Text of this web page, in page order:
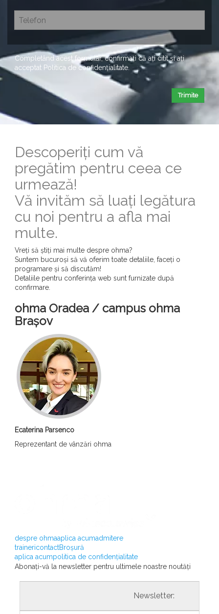
Completând acest formular, confirmați că ați citit și ați
acceptat Politica de confidențialitate
Trimite
Descoperiți cum vă
pregătim pentru ceea ce
urmează!
Vă invităm să luați legătura
cu noi pentru a afla mai
multe.
Vreți să știți mai multe despre ohma?
Suntem bucuroși să vă oferim toate detaliile, faceți o
programare și să discutăm!
Detaliile pentru conferința web sunt furnizate după
confirmare.
ohma Oradea / campus ohma
Brașov
Ecaterina Parsenco
Reprezentant de vânzări ohma
despre ohmaaplica acumadmitere
trainericontactBroșură
aplica acumpolitica de confidențialitate
Abonați-vă la newsletter pentru ultimele noastre noutăți